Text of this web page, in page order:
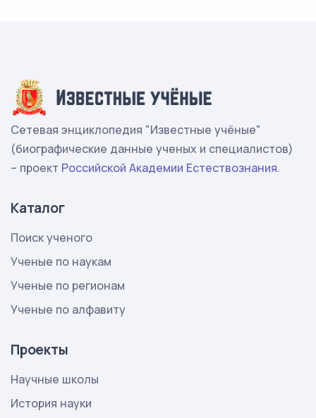
Сетевая энциклопедия "Известные учёные"
(биографические данные ученых и специалистов)
– проект Российской Академии Естествознания.
Каталог
Поиск ученого
Ученые по наукам
Ученые по регионам
Ученые по алфавиту
Проекты
Научные школы
История науки